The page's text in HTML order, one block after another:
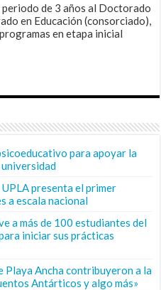
de 3 años al Doctorado
en Educación (consorciado),
en etapa inicial
para apoyar la
presenta el primer
a escala nacional
a más de 100 estudiantes del
iniciar sus prácticas
Playa Ancha contribuyeron a la
Antárticos y algo más»